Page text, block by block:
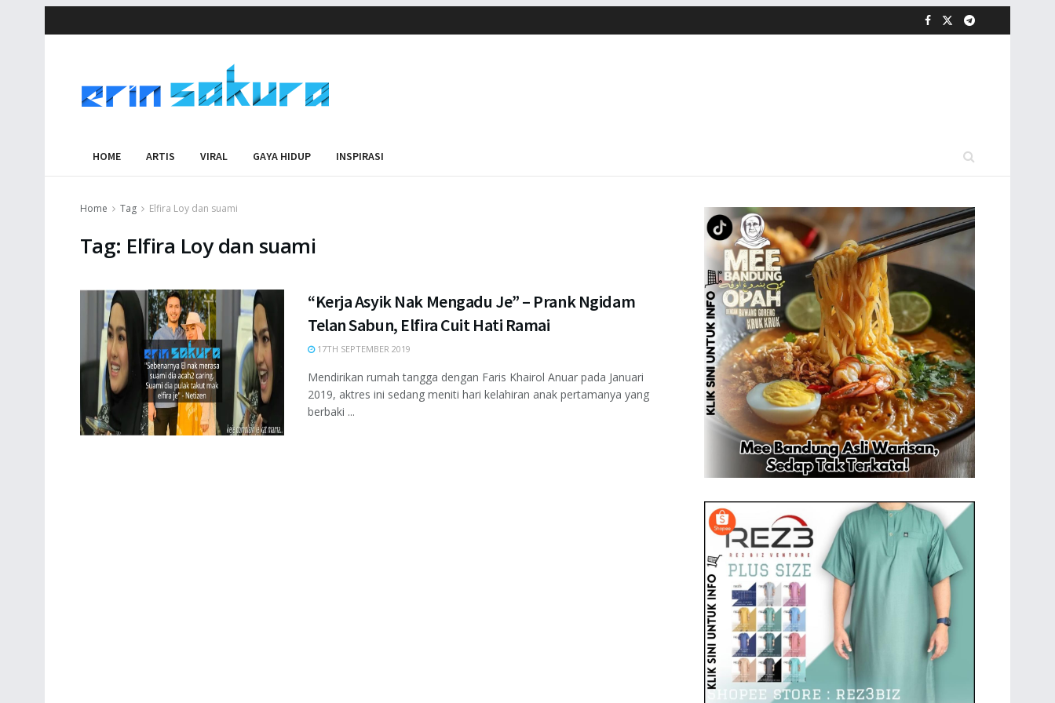
HOME ARTIS VIRAL GAYA HIDUP INSPIRASI
Home Tag Elfira Loy dan suami
Tag: Elfira Loy dan suami
“Kerja Asyik Nak Mengadu Je” – Prank Ngidam
Telan Sabun, Elfira Cuit Hati Ramai
17TH SEPTEMBER 2019
Mendirikan rumah tangga dengan Faris Khairol Anuar pada Januari
2019, aktres ini sedang meniti hari kelahiran anak pertamanya yang
berbaki ...